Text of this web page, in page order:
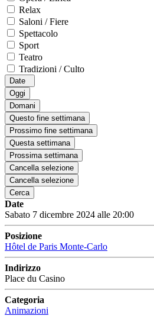
Relax
Saloni / Fiere
Spettacolo
Sport
Teatro
Tradizioni / Culto
Date
Oggi
Domani
Questo fine settimana
Prossimo fine settimana
Questa settimana
Prossima settimana
Cancella selezione
Cancella selezione
Cerca
Date
Sabato 7 dicembre 2024 alle 20:00
Posizione
Hôtel de Paris Monte-Carlo
Indirizzo
Place du Casino
Categoria
Animazioni